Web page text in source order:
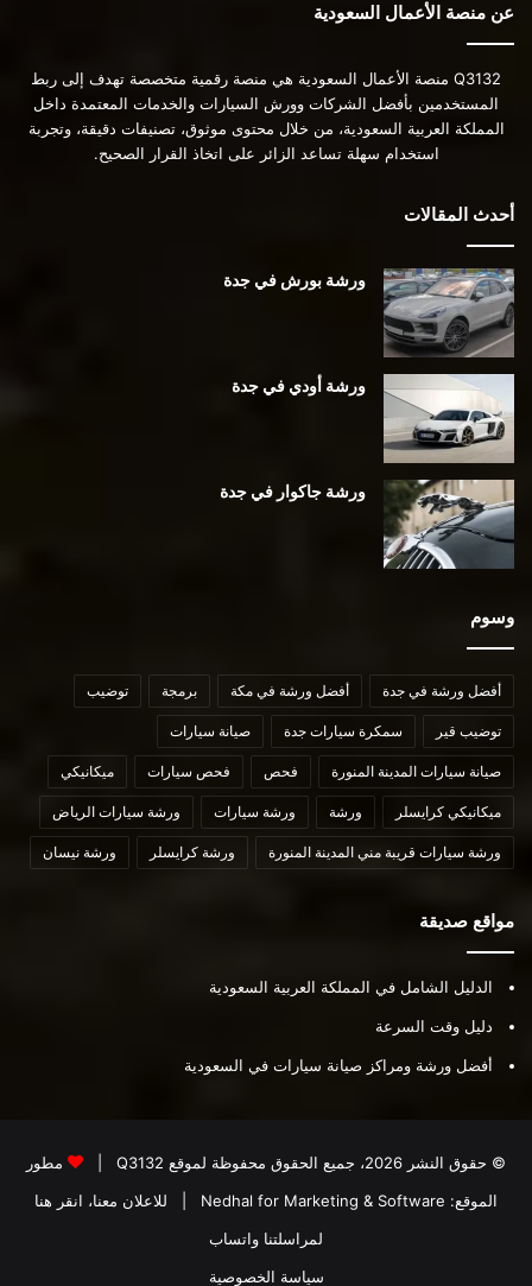
عن منصة الأعمال السعودية
Q3132 منصة الأعمال السعودية هي منصة رقمية متخصصة تهدف إلى ربط
المستخدمين بأفضل الشركات وورش السيارات والخدمات المعتمدة داخل
المملكة العربية السعودية، من خلال محتوى موثوق، تصنيفات دقيقة، وتجربة
استخدام سهلة تساعد الزائر على اتخاذ القرار الصحيح.
أحدث المقالات
ورشة بورش في جدة
ورشة أودي في جدة
ورشة جاكوار في جدة
وسوم
أفضل ورشة في جدة أفضل ورشة في مكة برمجة توضيب
توضيب قير سمكرة سيارات جدة صيانة سيارات
صيانة سيارات المدينة المنورة فحص فحص سيارات ميكانيكي
ميكانيكي كرايسلر ورشة ورشة سيارات ورشة سيارات الرياض
ورشة سيارات قريبة مني المدينة المنورة ورشة كرايسلر ورشة نيسان
مواقع صديقة
الدليل الشامل في المملكة العربية السعودية
دليل وقت السرعة
أفضل ورشة ومراكز صيانة سيارات في السعودية
© حقوق النشر 2026، جميع الحقوق محفوظة لموقع Q3132
مطور
الموقع: Nedhal for Marketing & Software
للاعلان معنا، انقر هنا
لمراسلتنا واتساب
سياسة الخصوصية